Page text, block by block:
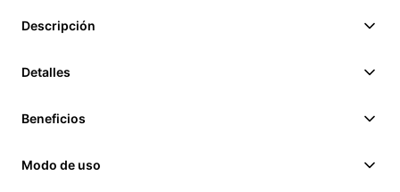
Descripción
Detalles
Beneficios
Modo de uso